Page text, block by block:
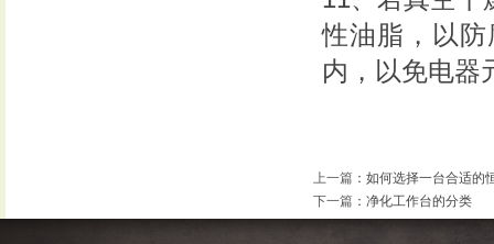
性油脂，以
内，以免电器
上一篇 ： 如何选择一台合适的
下一篇 ： 净化工作台的分类